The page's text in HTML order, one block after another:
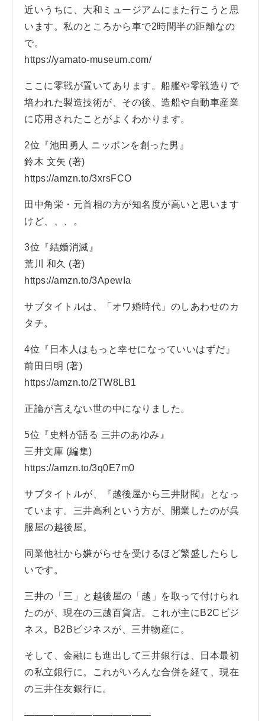
近いうちに、大和ミュージアムにまた行こうと思
います。私のところから車で2時間半の距離なの
で。
https://yamato-museum.com/
ここに零戦が置いてあります。船艦や零戦造りで
培われた製造技術が、その後、造船や自動車産業
に応用されたことがよくわかります。
2位『池田勇人 ニッポンを創った男』
鈴木 文矢 (著)
https://amzn.to/3xrsFCO
田中角栄・元首相の方が知名度が高いと思います
けど、、、。
3位『結婚消滅』
荒川 和久 (著)
https://amzn.to/3ApewIa
サブタイトルは、「オワ婚時代」のしあわせのカ
タチ。
4位『日本人はもっと幸せになっていいはずだ』
前田日明 (著)
https://amzn.to/2TW8LB1
正論が言えない世の中になりました。
5位『史料が語る 三井のあゆみ』
三井文庫 (編集)
https://amzn.to/3q0E7m0
サブタイトルが、『越後屋から三井財閥』となっ
ています。三井高利という方が、開業したのが呉
服屋の越後屋。
同業他社から嫌がらせを受けるほど繁盛したらし
いです。
三井の「三」と越後屋の「越」を取って付けられ
たのが、現在の三越百貨店。これが主にB2Cビジ
ネス。B2Bビジネスが、三井物産に。
そして、金融にも進出して三井銀行は、日本最初
の私立銀行に。これがいろんな合併を経て、現在
の三井住友銀行に。
—————————————